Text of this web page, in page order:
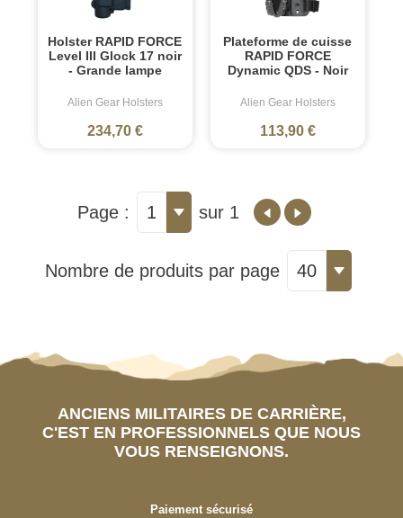
Holster RAPID FORCE
Level III Glock 17 noir
- Grande lampe
Alien Gear Holsters
234,70 €
Plateforme de cuisse
RAPID FORCE
Dynamic QDS - Noir
Alien Gear Holsters
113,90 €
Page : 1 sur 1
Nombre de produits par page 40
ANCIENS MILITAIRES DE CARRIÈRE,
C'EST EN PROFESSIONNELS QUE NOUS
VOUS RENSEIGNONS.
Paiement sécurisé